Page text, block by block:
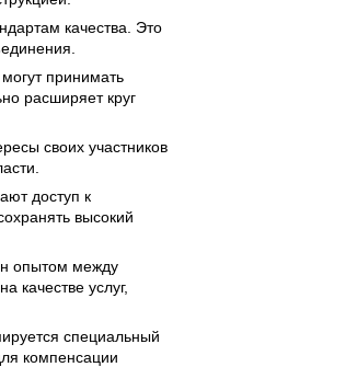
качества. Это
принимать
расширяет круг
своих участников
доступ к
высокий
опытом между
качестве услуг,
специальный
компенсации